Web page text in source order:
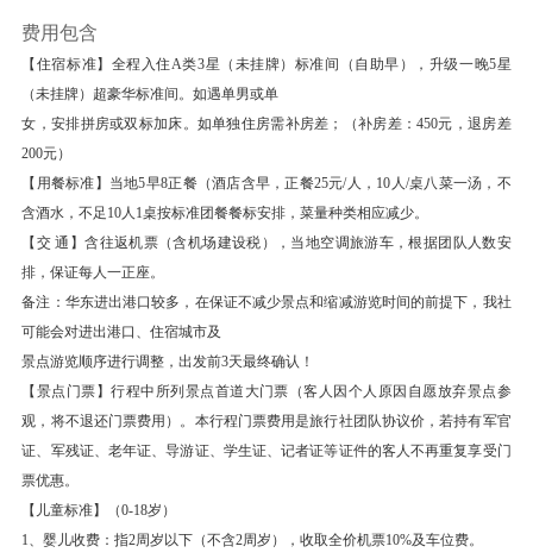
餐饮
早餐：有
中餐：有
晚餐：有
住宿
江苏省-无锡 一般酒店
第3天 灵山小镇·拈花湾-灵山大佛5A-七里山塘含游船
早餐后
【灵山小镇·拈花湾】 (灵山小镇·拈花湾 ；游览时
长：1.5 小时)世界级禅意旅居度假目的地。集旅
游度假、会议酒店、商业物业于一体的禅意特色文
化旅游目的地，是灵山集团继梵宫后的又一精品力
作。依托太湖山水，弘扬江南禅风，选址天造地设
的“拈花湾”，现代高压力、给身心带来了巨大的负
全沉浸在禅意之中，藉此寻找生活的平衡，让心灵
有一个空间可以“停一停，净一净”，追寻古诗词
费用包含
【住宿标准】全程入住A类3星（未挂牌）标准间（自助早），升级一晚5星
（未挂牌）超豪华标准间。如遇单男或单
女，安排拼房或双标加床。如单独住房需补房差；（补房差：450元，退房差
200元）
【用餐标准】当地5早8正餐（酒店含早，正餐25元/人，10人/桌八菜一汤，不
含酒水，不足10人1桌按标准团餐餐标安排，菜量种类相应减少。
【交 通】含往返机票（含机场建设税），当地空调旅游车，根据团队人数安
排，保证每人一正座。
备注：华东进出港口较多，在保证不减少景点和缩减游览时间的前提下，我社
可能会对进出港口、住宿城市及
景点游览顺序进行调整，出发前3天最终确认！
【景点门票】行程中所列景点首道大门票（客人因个人原因自愿放弃景点参
观，将不退还门票费用）。本行程门票费用是旅行社团队协议价，若持有军官
证、军残证、老年证、导游证、学生证、记者证等证件的客人不再重复享受门
票优惠。
【儿童标准】（0-18岁）
1、婴儿收费：指2周岁以下（不含2周岁），收取全价机票10%及车位费。